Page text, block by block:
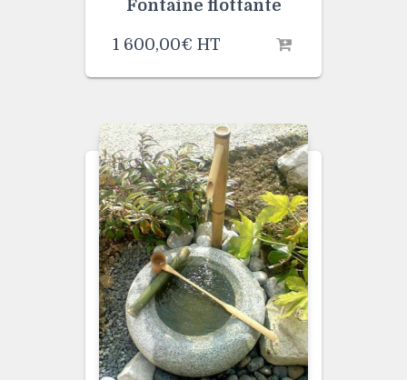
Fontaine flottante
1 600,00€ HT